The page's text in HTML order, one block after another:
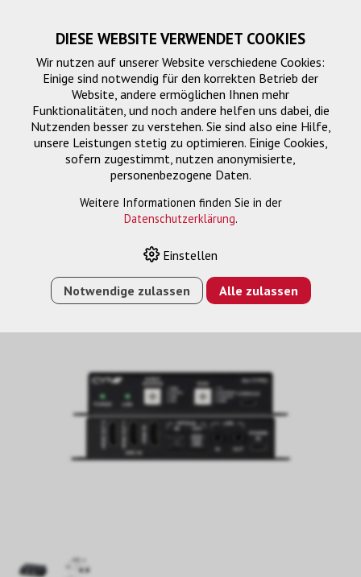
Signalmanagement
SIGNALMANAGEMENT
AUDIO EMBEDDER/DE-EMBEDDER MIT ARC
DIESE WEBSITE VERWENDET COOKIES
Wir nutzen auf unserer Website verschiedene Cookies:
Einige sind notwendig für den korrekten Betrieb der
Website, andere ermöglichen Ihnen mehr
Funktionalitäten, und noch andere helfen uns dabei, die
Nutzenden besser zu verstehen. Sie sind also eine Hilfe,
unsere Leistungen stetig zu optimieren. Einige Cookies,
sofern zugestimmt, nutzen anonymisierte,
personenbezogene Daten.
Weitere Informationen finden Sie in der
Datenschutzerklärung.
Einstellen
Notwendige zulassen Alle zulassen